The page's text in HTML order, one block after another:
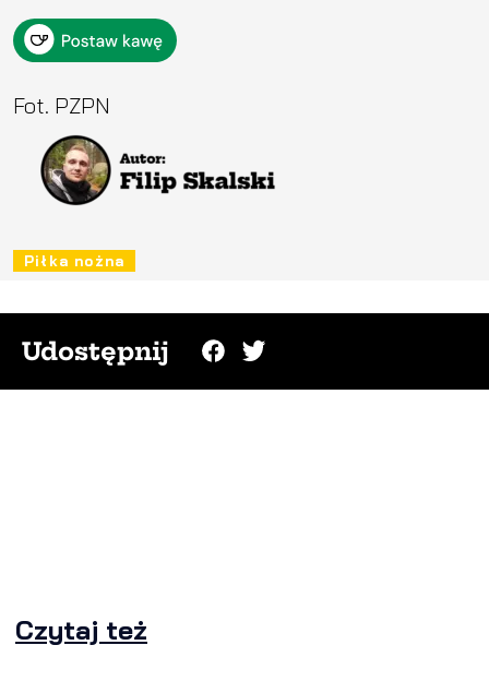
Fot. PZPN
Piłka nożna
Udostępnij
Czytaj też